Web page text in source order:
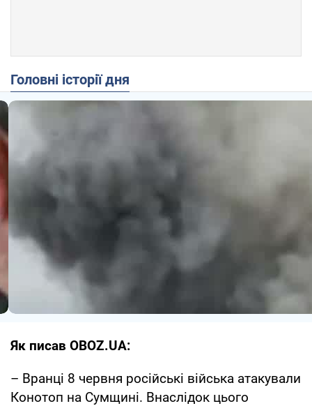
Головні історії дня
Як писав OBOZ.UA:
– Вранці 8 червня російські війська атакували
Конотоп на Сумщині. Внаслідок цього